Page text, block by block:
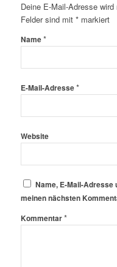
Deine E-Mail-Adresse
Felder sind mit *markiert
Name*
E-Mail-Adresse*
Website
Name, E-Mail-Adresse
meinen nächsten
Kommentar*